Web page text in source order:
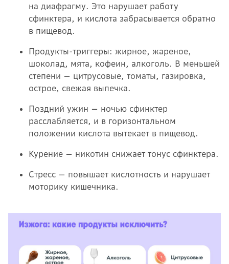
на диафрагму. Это нарушает работу
сфинктера, и кислота забрасывается обратно
в пищевод.
Продукты-триггеры: жирное, жареное,
шоколад, мята, кофеин, алкоголь. В меньшей
степени — цитрусовые, томаты, газировка,
острое, свежая выпечка.
Поздний ужин — ночью сфинктер
расслабляется, и в горизонтальном
положении кислота вытекает в пищевод.
Курение — никотин снижает тонус сфинктера.
Стресс — повышает кислотность и нарушает
моторику кишечника.